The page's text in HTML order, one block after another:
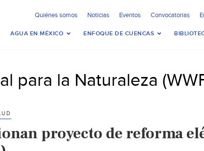
Quiénes somos Noticias Eventos Convocatorias
AGUA EN MÉXICO ENFOQUE DE CUENCAS
para la Naturaleza
proyecto de reforma